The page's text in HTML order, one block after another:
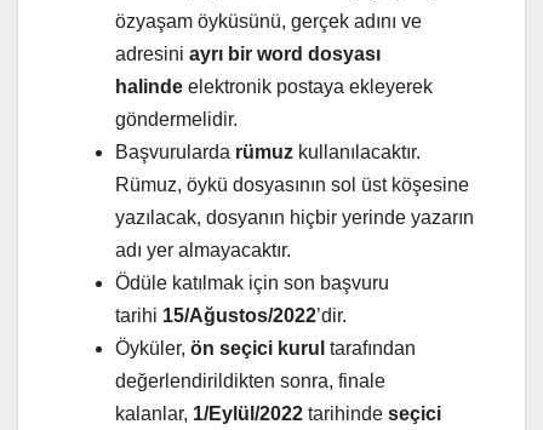
özyaşam öyküsünü, gerçek adını ve
adresini ayrı bir word dosyası
halinde elektronik postaya ekleyerek
göndermelidir.
Başvurularda rümuz kullanılacaktır.
Rümuz, öykü dosyasının sol üst köşesine
yazılacak, dosyanın hiçbir yerinde yazarın
adı yer almayacaktır.
Ödüle katılmak için son başvuru
tarihi 15/Ağustos/2022’dir.
Öyküler, ön seçici kurul tarafından
değerlendirildikten sonra, finale
kalanlar, 1/Eylül/2022 tarihinde seçici